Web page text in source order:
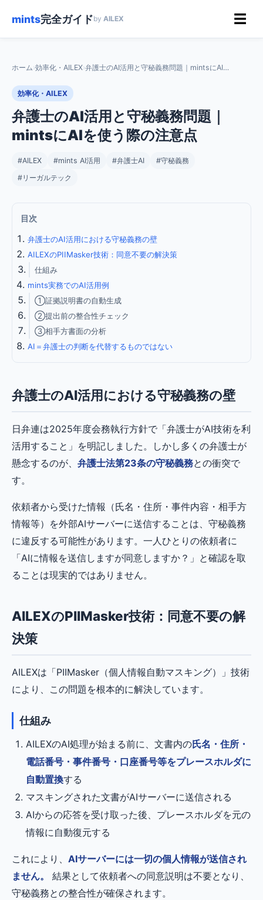
mints完全ガイドby AILEX ☰
ホーム›効率化・AILEX› 弁護士のAI活用と守秘義務問題｜mintsにAIを使う際の注意点
効率化・AILEX
弁護士のAI活用と守秘義務問題｜
mintsにAIを使う際の注意点
#AILEX #mints AI活用 #弁護士AI
#守秘義務
#リーガルテック
目次
弁護士のAI活用における守秘義務の壁
AILEXのPIIMasker技術：同意不要の解決策
仕組み
mints実務でのAI活用例
①証拠説明書の自動生成
②提出前の整合性チェック
③相手方書面の分析
AI＝弁護士の判断を代替するものではない
弁護士のAI活用における守秘義務の壁
日弁連は2025年度会務執行方針で「弁護士がAI技術を利
活用すること」を明記しました。しかし多くの弁護士が
懸念するのが、 弁護士法第23条の守秘義務との衝突で
す。
依頼者から受けた情報（氏名・住所・事件内容・相手方
情報等）を外部AIサーバーに送信することは、守秘義務
に違反する可能性があります。一人ひとりの依頼者に
「AIに情報を送信しますが同意しますか？」と確認を取
ることは現実的ではありません。
AILEXのPIIMasker技術：同意不要の解
決策
AILEXは「PIIMasker（個人情報自動マスキング）」技術
により、この問題を根本的に解決しています。
仕組み
AILEXのAI処理が始まる前に、文書内の氏名・住所・
電話番号・事件番号・口座番号等をプレースホルダに
自動置換する
マスキングされた文書がAIサーバーに送信される
AIからの応答を受け取った後、プレースホルダを元の
情報に自動復元する
これにより、 AIサーバーには一切の個人情報が送信され
ません。
結果として依頼者への同意説明は不要となり、
守秘義務との整合性が確保されます。